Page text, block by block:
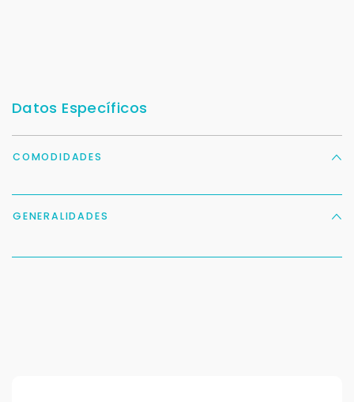
Datos Específicos
COMODIDADES
GENERALIDADES